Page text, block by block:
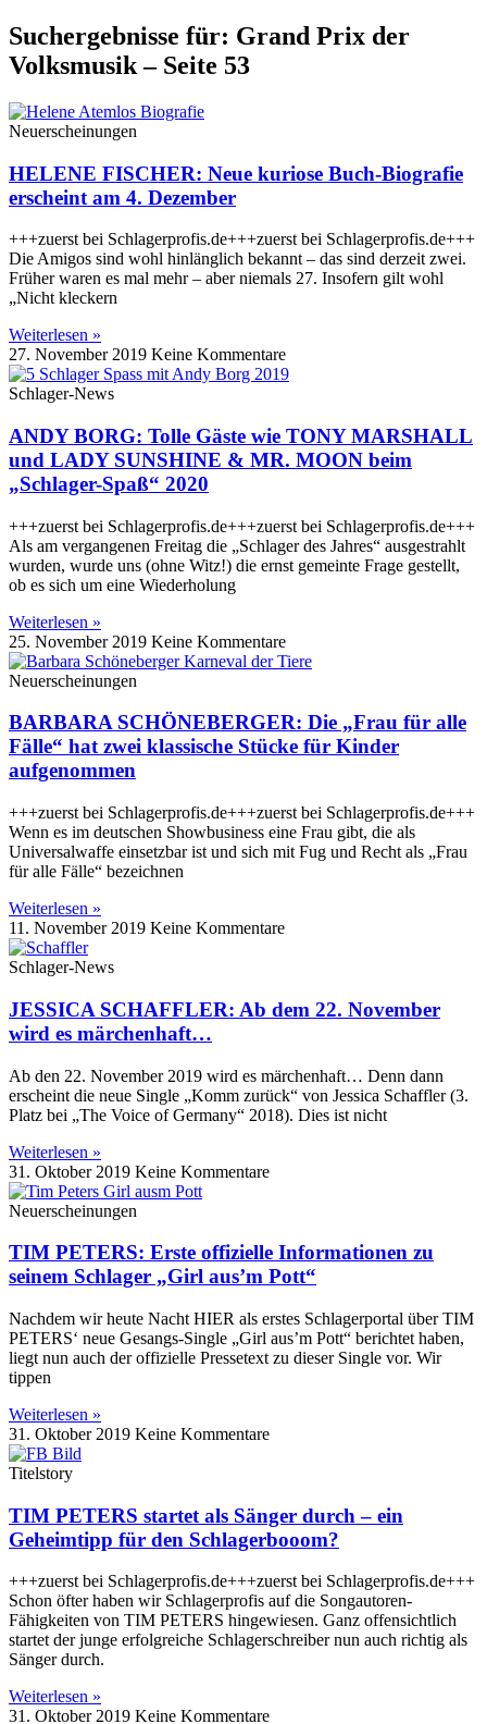
Suchergebnisse für: Grand Prix der
Volksmusik – Seite 53
Neuerscheinungen
HELENE FISCHER: Neue kuriose Buch-Biografie
erscheint am 4. Dezember
+++zuerst bei Schlagerprofis.de+++zuerst bei Schlagerprofis.de+++
Die Amigos sind wohl hinlänglich bekannt – das sind derzeit zwei.
Früher waren es mal mehr – aber niemals 27. Insofern gilt wohl
„Nicht kleckern
Weiterlesen »
27. November 2019 Keine Kommentare
Schlager-News
ANDY BORG: Tolle Gäste wie TONY MARSHALL
und LADY SUNSHINE & MR. MOON beim
„Schlager-Spaß“ 2020
+++zuerst bei Schlagerprofis.de+++zuerst bei Schlagerprofis.de+++
Als am vergangenen Freitag die „Schlager des Jahres“ ausgestrahlt
wurden, wurde uns (ohne Witz!) die ernst gemeinte Frage gestellt,
ob es sich um eine Wiederholung
Weiterlesen »
25. November 2019 Keine Kommentare
Neuerscheinungen
BARBARA SCHÖNEBERGER: Die „Frau für alle
Fälle“ hat zwei klassische Stücke für Kinder
aufgenommen
+++zuerst bei Schlagerprofis.de+++zuerst bei Schlagerprofis.de+++
Wenn es im deutschen Showbusiness eine Frau gibt, die als
Universalwaffe einsetzbar ist und sich mit Fug und Recht als „Frau
für alle Fälle“ bezeichnen
Weiterlesen »
11. November 2019 Keine Kommentare
Schlager-News
JESSICA SCHAFFLER: Ab dem 22. November
wird es märchenhaft…
Ab den 22. November 2019 wird es märchenhaft… Denn dann
erscheint die neue Single „Komm zurück“ von Jessica Schaffler (3.
Platz bei „The Voice of Germany“ 2018). Dies ist nicht
Weiterlesen »
31. Oktober 2019 Keine Kommentare
Neuerscheinungen
TIM PETERS: Erste offizielle Informationen zu
seinem Schlager „Girl aus’m Pott“
Nachdem wir heute Nacht HIER als erstes Schlagerportal über TIM
PETERS‘ neue Gesangs-Single „Girl aus’m Pott“ berichtet haben,
liegt nun auch der offizielle Pressetext zu dieser Single vor. Wir
tippen
Weiterlesen »
31. Oktober 2019 Keine Kommentare
Titelstory
TIM PETERS startet als Sänger durch – ein
Geheimtipp für den Schlagerbooom?
+++zuerst bei Schlagerprofis.de+++zuerst bei Schlagerprofis.de+++
Schon öfter haben wir Schlagerprofis auf die Songautoren-
Fähigkeiten von TIM PETERS hingewiesen. Ganz offensichtlich
startet der junge erfolgreiche Schlagerschreiber nun auch richtig als
Sänger durch.
Weiterlesen »
31. Oktober 2019 Keine Kommentare